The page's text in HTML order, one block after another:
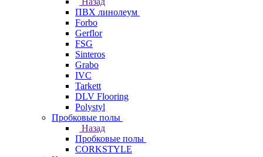
ПВХ линолеум
Forbo
Gerflor
FSG
Sinteros
Grabo
IVC
Tarkett
DLV Flooring
Polystyl
Пробковые полы
Назад
Пробковые полы
CORKSTYLE